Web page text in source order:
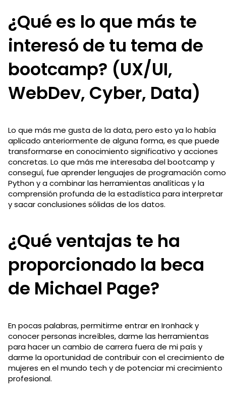
¿Qué es lo que más te
interesó de tu tema de
bootcamp? (UX/UI,
WebDev, Cyber, Data)
Lo que más me gusta de la data, pero esto ya lo había
aplicado anteriormente de alguna forma, es que puede
transformarse en conocimiento significativo y acciones
concretas. Lo que más me interesaba del bootcamp y
conseguí, fue aprender lenguajes de programación como
Python y a combinar las herramientas analíticas y la
comprensión profunda de la estadística para interpretar
y sacar conclusiones sólidas de los datos.
¿Qué ventajas te ha
proporcionado la beca
de Michael Page?
En pocas palabras, permitirme entrar en Ironhack y
conocer personas increíbles, darme las herramientas
para hacer un cambio de carrera fuera de mi país y
darme la oportunidad de contribuir con el crecimiento de
mujeres en el mundo tech y de potenciar mi crecimiento
profesional.